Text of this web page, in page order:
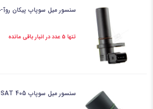
سنسور میل سوپاپ پیکان
تنها 5 عدد در انبار باقی مانده
سنسور میل سوپاپ 405 TEKSIN S-SAT-کونکس